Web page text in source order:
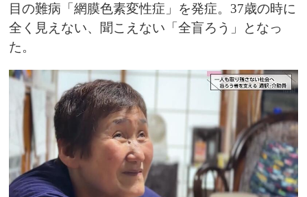
目の難病「網膜色素変性症」を発症。37歳の時に
全く見えない、聞こえない「全盲ろう」となっ
た。